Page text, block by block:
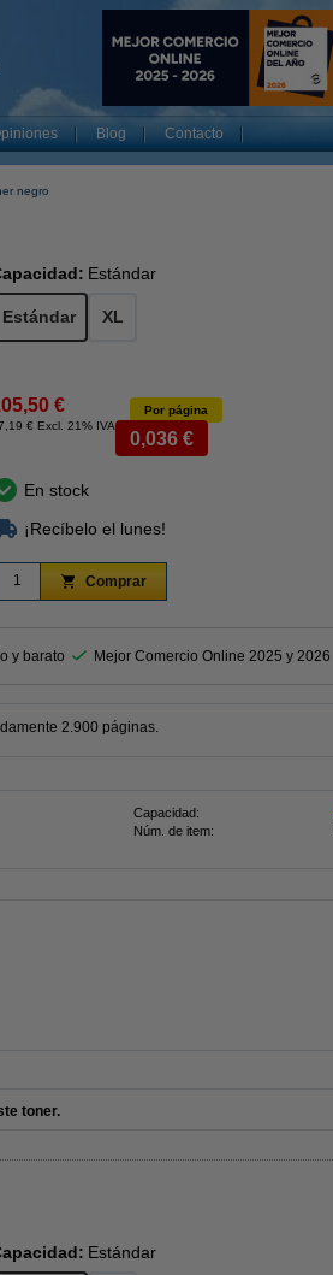
Blog Contacto
negro
Estándar
Estándar XL
€
€ Excl. 21% IVA
Por página
0,036 €
En stock
¡Recíbelo el lunes!
Comprar
y barato Mejor Comercio Online 2025 y 2026
2.900 páginas.
Capacidad:
Núm. de item:
toner.
Estándar